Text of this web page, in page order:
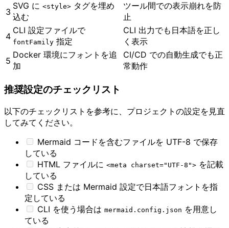
3
SVG に <style> タグを埋め
込む
ツール間での表示崩れを防
止
4
CLI 設定ファイルで
fontFamily 指定
CLI 出力でも日本語を正し
く表示
5
Docker 環境にフォントを追
加
CI/CD での自動生成でも正
常動作
推奨設定のチェックリスト
以下のチェックリストを参考に、プロジェクトの設定を見直
してみてください。
Mermaid コードを含むファイルを UTF-8 で保存
している
HTML ファイルに <meta charset="UTF-8"> を記載
している
CSS または Mermaid 設定で日本語フォントを指
定している
CLI を使う場合は mermaid.config.json を用意し
ている